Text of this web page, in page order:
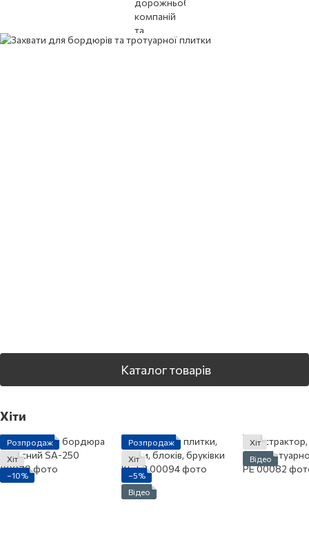
Каталог товарів
Хіти
Розпродаж
Хіт
−10%
Розпродаж
Хіт
−5%
Відео
Хіт
Відео